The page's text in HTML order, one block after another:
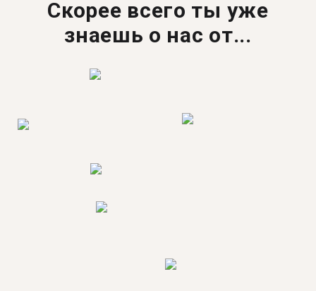
Скорее всего ты уже
знаешь о нас от...